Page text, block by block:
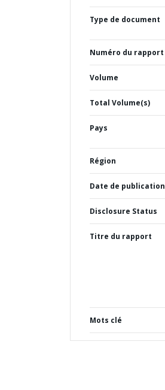
Type de document
Numéro du rapport
Volume
Total Volume(s)
Pays
Région
Date de publication
Disclosure Status
Titre du rapport
Mots clé